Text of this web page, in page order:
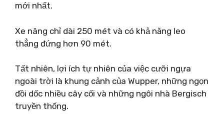
mới nhất.
Xe nâng chỉ dài 250 mét và có khả năng leo
thẳng đứng hơn 90 mét.
Tất nhiên, lợi ích tự nhiên của việc cưỡi ngựa
ngoài trời là khung cảnh của Wupper, những ngọn
đồi dốc nhiều cây cối và những ngôi nhà Bergisch
truyền thống.